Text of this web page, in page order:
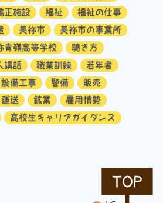
正施設 福祉
福祉の仕事
美祢市
美祢市の事業所
青嶺高等学校
聴き方
講話 職業訓練
若年者
設備工事 警備
販売
運送 鉱業
雇用情勢
高校生キャリアガイダンス
TOP